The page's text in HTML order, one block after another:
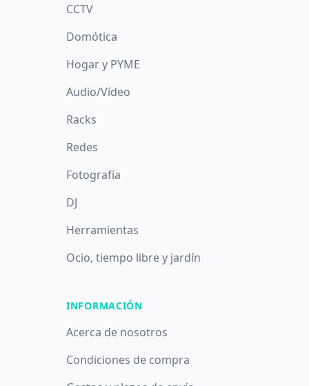
CCTV
Domótica
Hogar y PYME
Audio/Vídeo
Racks
Redes
Fotografía
DJ
Herramientas
Ocio, tiempo libre y jardín
INFORMACIÓN
Acerca de nosotros
Condiciones de compra